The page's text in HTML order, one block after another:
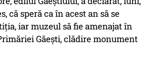
că speră ca în acest an să se
iar muzeul să fie amenajat în
Găeşti, clădire monument